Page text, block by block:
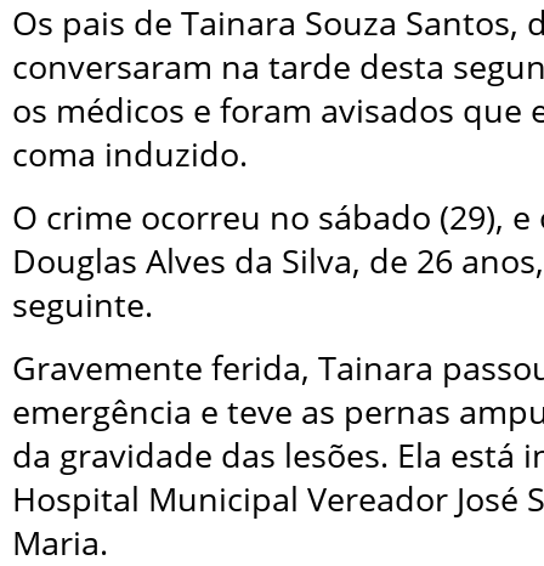
Os pais de Tainara Souza Santos,
conversaram na tarde desta
os médicos e foram avisados que
coma induzido.
O crime ocorreu no sábado (29), e
Douglas Alves da Silva, de 26
seguinte.
Gravemente ferida, Tainara
emergência e teve as pernas
da gravidade das lesões. Ela está
Hospital Municipal Vereador José
Maria.